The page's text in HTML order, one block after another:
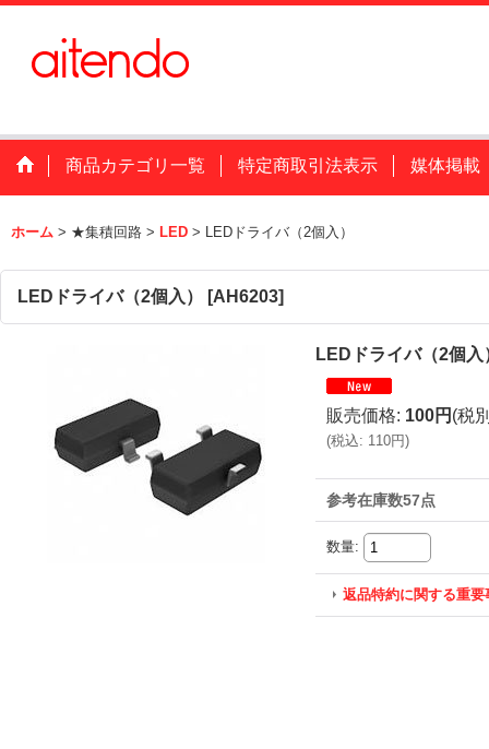
商品カテゴリ一覧 特定商取引法表示 媒体掲載
ホーム > ★集積回路 > LED > LEDドライバ（2個入）
LEDドライバ（2個入） [AH6203]
LEDドライバ（2個入
販売価格: 100円 (税
(税込: 110円)
参考在庫数57点
数量:
返品特約に関する重要